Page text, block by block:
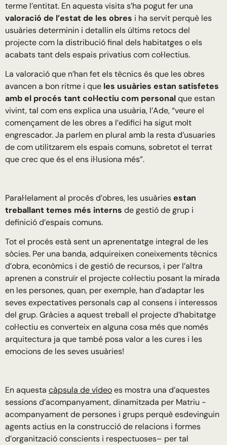
terme l’entitat. En aquesta visita s’ha pogut fer una
valoració de l’estat de les obres i ha servit perquè les
usuàries determinin i detallin els últims retocs del
projecte com la distribució final dels habitatges o els
acabats tant dels espais privatius com col·lectius.
La valoració que n’han fet els tècnics és que les obres
avancen a bon ritme i que les usuàries estan satisfetes
amb el procés tant col·lectiu com personalque estan
vivint, tal com ens explica una usuària, l’Ade, “veure el
començament de les obres a l’edifici ha sigut molt
engrescador. Ja parlem en plural amb la resta d’usuaries
de com utilitzarem els espais comuns, sobretot el terrat
que crec que és el ens il·lusiona més”.
Paral·lelament al procés d’obres, les usuàriesestan
treballant temes més interns de gestió de grup i
definició d’espais comuns.
Tot el procés està sent un aprenentatge integral de les
sòcies. Per una banda, adquireixen coneixements tècnics
d’obra, econòmics i de gestió de recursos, i per l’altra
aprenen a construïr el projecte col·lectiu posant la mirada
en les persones, quan, per exemple, han d’adaptar les
seves expectatives personals cap al consens i interessos
del grup. Gràcies a aquest treball el projecte d’habitatge
col·lectiu es converteix en alguna cosa més que només
arquitectura ja que també posa valor a les cures i les
emocions de les seves usuàries!
En aquesta càpsula de vídeoes mostra una d’aquestes
sessions d’acompanyament, dinamitzada per Matriu -
acompanyament de persones i grups perquè esdevinguin
agents actius en la construcció de relacions i formes
d’organització conscients i respectuoses– per tal